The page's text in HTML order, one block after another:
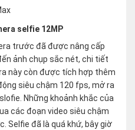
selfie 12MP
trước đã được nâng cấp
ảnh chụp sắc nét, chi tiết
này còn được tích hợp thêm
siêu chậm 120 fps, mở ra
Những khoảnh khắc của
các đoạn video siêu chậm
Selfie đã là quá khứ, bây giờ